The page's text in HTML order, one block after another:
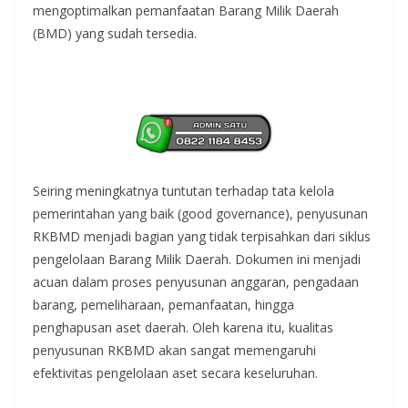
mengoptimalkan pemanfaatan Barang Milik Daerah
(BMD) yang sudah tersedia.
Seiring meningkatnya tuntutan terhadap tata kelola
pemerintahan yang baik (good governance), penyusunan
RKBMD menjadi bagian yang tidak terpisahkan dari siklus
pengelolaan Barang Milik Daerah. Dokumen ini menjadi
acuan dalam proses penyusunan anggaran, pengadaan
barang, pemeliharaan, pemanfaatan, hingga
penghapusan aset daerah. Oleh karena itu, kualitas
penyusunan RKBMD akan sangat memengaruhi
efektivitas pengelolaan aset secara keseluruhan.